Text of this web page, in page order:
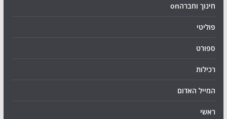
חינוך וחברהon
פוליטי
ספורט
רכילות
המייל האדום
ראשי